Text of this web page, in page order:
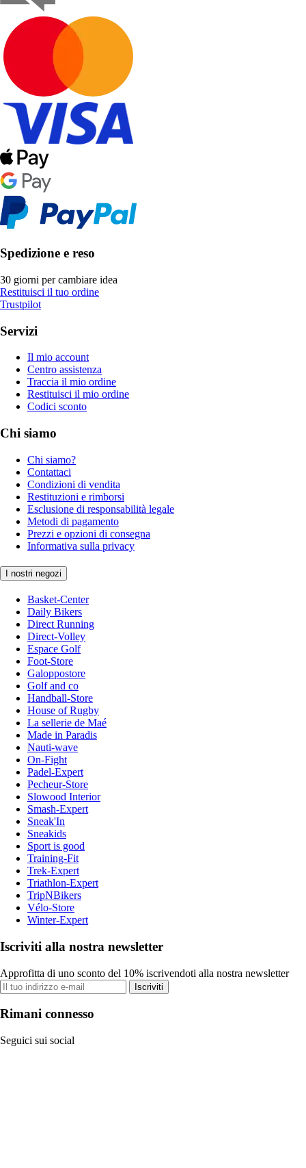
Spedizione e reso
30 giorni per cambiare idea
Restituisci il tuo ordine
Trustpilot
Servizi
Il mio account
Centro assistenza
Traccia il mio ordine
Restituisci il mio ordine
Codici sconto
Chi siamo
Chi siamo?
Contattaci
Condizioni di vendita
Restituzioni e rimborsi
Esclusione di responsabilità legale
Metodi di pagamento
Prezzi e opzioni di consegna
Informativa sulla privacy
I nostri negozi
Basket-Center
Daily Bikers
Direct Running
Direct-Volley
Espace Golf
Foot-Store
Galoppostore
Golf and co
Handball-Store
House of Rugby
La sellerie de Maé
Made in Paradis
Nauti-wave
On-Fight
Padel-Expert
Pecheur-Store
Slowood Interior
Smash-Expert
Sneak'In
Sneakids
Sport is good
Training-Fit
Trek-Expert
Triathlon-Expert
TripNBikers
Vélo-Store
Winter-Expert
Iscriviti alla nostra newsletter
Approfitta di uno sconto del 10% iscrivendoti alla nostra newsletter
Iscriviti
Rimani connesso
Seguici sui social